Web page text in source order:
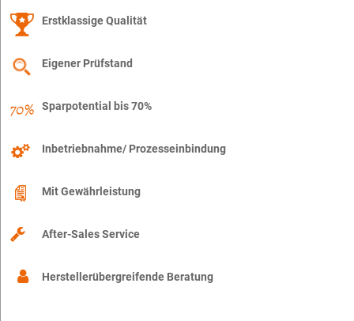
Erstklassige Qualität
Eigener Prüfstand
Sparpotential bis 70%
Inbetriebnahme/ Prozesseinbindung
Mit Gewährleistung
After-Sales Service
Herstellerübergreifende Beratung